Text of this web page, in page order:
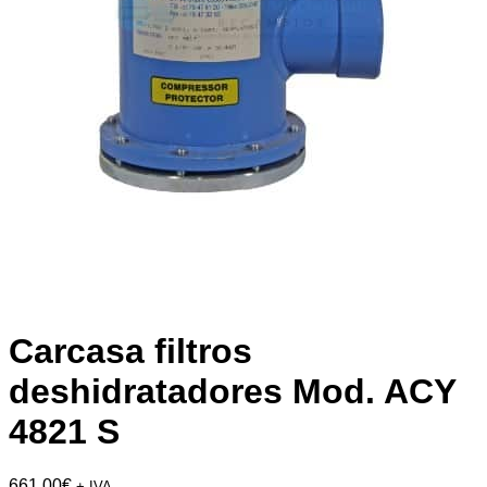
Carcasa filtros
deshidratadores Mod. ACY
4821 S